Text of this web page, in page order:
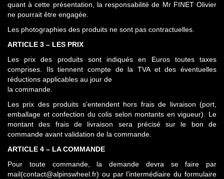
quant à cette présentation, la responsabilité de Mr FINET Olivier
ne pourrait être engagée.
Les photographies des produits ne sont pas contractuelles.
ARTICLE 3 – LES PRIX
Les prix des produits sont indiqués en Euros toutes taxes
comprises. Ils tiennent compte de la TVA et des éventuelles
réductions applicables au jour de
la commande.
Les prix des produits s'entendent hors frais de livraison (port,
emballage et confection du colis selon montants en vigueur). Le
montant des frais de livraison sera précisé sur le bon de
commande avant validation de la commande.
ARTICLE 4 – LA COMMANDE
Pour toute commande, la demande devra se faire par
mail(contact@alpinswheel.fr) ou par l’intermédiaire du formulaire